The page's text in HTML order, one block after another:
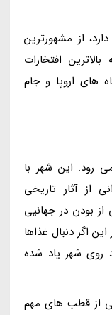
از مشهورترین
افتخارات
های اروپا و جام
رود. این شهر با
از آثار تاریخی
بودن در جهانیی
اگر دنبال غذاها
روی شهر یاد شده
از قطب های مهم